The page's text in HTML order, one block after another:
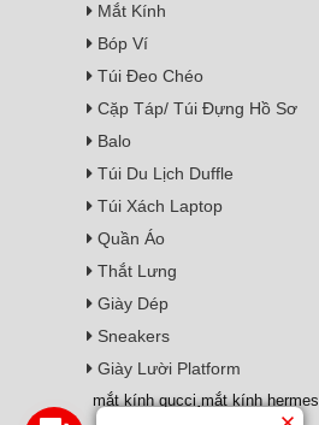
Mắt Kính
Bóp Ví
Túi Đeo Chéo
Cặp Táp/ Túi Đựng Hồ Sơ
Balo
Túi Du Lịch Duffle
Túi Xách Laptop
Quần Áo
Thắt Lưng
Giày Dép
Sneakers
Giày Lười Platform
mắt kính gucci,mắt kính hermes